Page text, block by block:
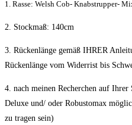
1. Rasse: Welsh Cob- Knabstrupper-
2. Stockmaß: 140cm
3. Rückenlänge gemäß IHRER
Rückenlänge vom Widerrist bis
4. nach meinen Recherchen auf
Deluxe und/ oder Robustomax
zu tragen sein)